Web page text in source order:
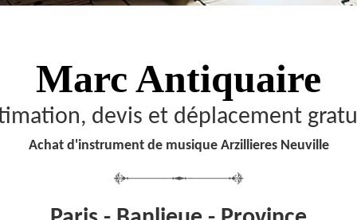
Marc Antiquaire
devis et déplacement
Achat d'instrument de musique Arzillieres Neuville